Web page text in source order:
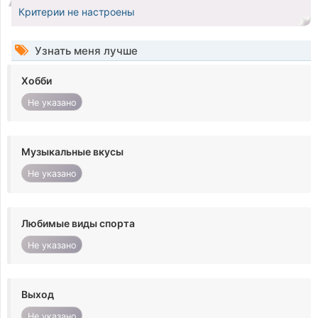
Критерии не настроены
Узнать меня лучше
Хобби
Не указано
Музыкальные вкусы
Не указано
Любимые виды спорта
Не указано
Выход